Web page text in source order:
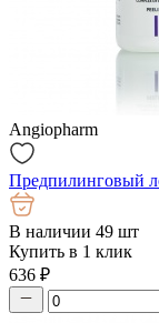
Angiopharm
Предпилинговый
В наличии 49 шт
Купить в 1 клик
636 ₽